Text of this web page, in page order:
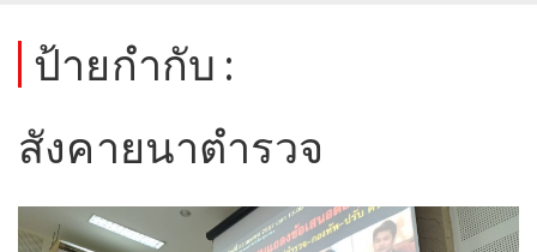
ป้ายกำกับ :
สังคายนาตำรวจ